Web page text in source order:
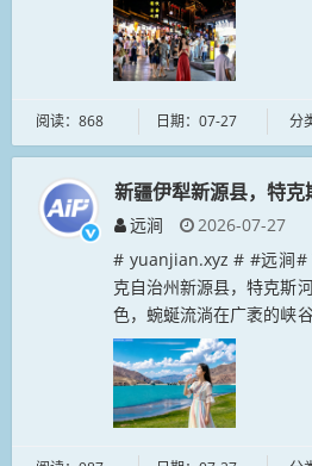
体验与夜间...
阅读：868 日期：07-27 分
新疆伊犁新源县，特
远涧
2026-07-27
# yuanjian.xyz # #远涧#
克自治州新源县，特克斯
色，蜿蜒流淌在广袤的峡
壮丽秀美的自然生态画卷